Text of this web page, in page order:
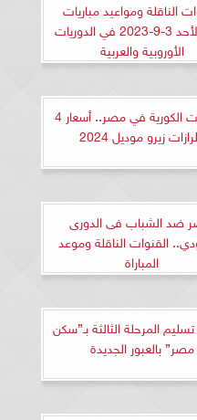
الناقلة ومواعيد مباريات
اليوم الأحد 3-9-2023 في الدوريات
الأوروبية والعربية
السيارات الكورية في مصر.. أسعار 4
زيرو موديل 2024
ضد الشباب فى الدورى
القنوات الناقلة وموعد
المباراة
المرحلة الثالثة بـ”سكن
مصر” بالعبور الجديدة